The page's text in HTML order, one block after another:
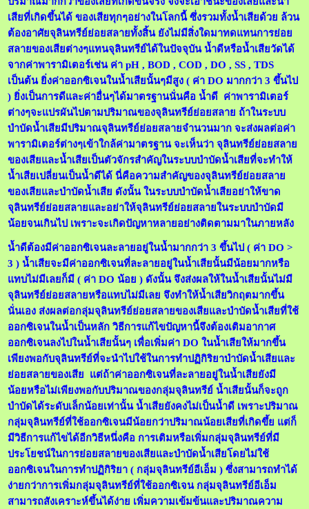
เสียที่เกิดขึ้นได้ ของเสียทุกๆอย่างในโลกนี้ ซึ่งรวมทั้งน้ำเสียด้วย ล้วน
ต้องอาศัยจุลินทรีย์ย่อยสลายทั้งสิ้น ยังไม่มีสิ่งใดมาทดแทนการย่อย
สลายของเสียต่างๆแทนจุลินทรีย์ได้ในปัจจุบัน น้ำดีหรือน้ำเสียวัดได้
จากค่าพารามิเตอร์เช่น ค่า pH , BOD , COD , DO , SS , TDS
เป็นต้น ยิ่งค่าออกซิเจนในน้ำเสียนั้นๆมีสูง ( ค่า DO มากกว่า 3 ขึ้นไป
) ยิ่งเป็นการดีและค่าอื่นๆได้มาตรฐานนั่นคือ น้ำดี ค่าพารามิเตอร์
ต่างๆจะแปรผันไปตามปริมาณของจุลินทรีย์ย่อยสลาย ถ้าในระบบ
บำบัดน้ำเสียมีปริมาณจุลินทรีย์ย่อยสลายจำนวนมาก จะส่งผลต่อค่า
พารามิเตอร์ต่างๆเข้าใกล้ค่ามาตรฐาน จะเห็นว่า จุลินทรีย์ย่อยสลาย
ของเสียและน้ำเสียเป็นตัวจักรสำคัญในระบบบำบัดน้ำเสียที่จะทำให้
น้ำเสียเปลี่ยนเป็นน้ำดีได้ นี่คือความสำคัญของจุลินทรีย์ย่อยสลาย
ของเสียและบำบัดน้ำเสีย ดังนั้น ในระบบบำบัดน้ำเสียอย่าให้ขาด
จุลินทรีย์ย่อยสลายและอย่าให้จุลินทรีย์ย่อยสลายในระบบบำบัดมี
น้อยจนเกินไป เพราะจะเกิดปัญหาหลายอย่างติดตามมาในภายหลัง
น้ำดีต้องมีค่าออกซิเจนละลายอยู่ในน้ำมากกว่า 3 ขึ้นไป ( ค่า DO >
3 ) น้ำเสียจะมีค่าออกซิเจนที่ละลายอยู่ในน้ำเสียนั้นมีน้อยมากหรือ
แทบไม่มีเลยก็มี ( ค่า DO น้อย ) ดังนั้น จึงส่งผลให้ในน้ำเสียนั้นไม่มี
จุลินทรีย์ย่อยสลายหรือแทบไม่มีเลย จึงทำให้น้ำเสียวิกฤตมากขึ้น
นั่นเอง ส่งผลต่อกลุ่มจุลินทรีย์ย่อยสลายของเสียและบำบัดน้ำเสียที่ใช้
ออกซิเจนในน้ำเป็นหลัก วิธีการแก้ไขปัญหานี้จึงต้องเติมอากาศ
ออกซิเจนลงไปในน้ำเสียนั้นๆ เพื่อเพิ่มค่า DO ในน้ำเสียให้มากขึ้น
เพียงพอกับจุลินทรีย์ที่จะนำไปใช้ในการทำปฏิกิริยาบำบัดน้ำเสียและ
ย่อยสลายของเสีย แต่ถ้าค่าออกซิเจนที่ละลายอยู่ในน้ำเสียยังมี
น้อยหรือไม่เพียงพอกับปริมาณของกลุ่มจุลินทรีย์ น้ำเสียนั้นก็จะถูก
บำบัดได้ระดับเล็กน้อยเท่านั้น น้ำเสียยังคงไม่เป็นน้ำดี เพราะปริมาณ
กลุ่มจุลินทรีย์ที่ใช้ออกซิเจนมีน้อยกว่าปริมาณน้อยเสียที่เกิดขึ้ย แต่ก็
มีวิธีการแก้ไขได้อีกวิธีหนึ่งคือ การเติมหรือเพิ่มกลุ่มจุลินทรีย์ที่มี
ประโยชน์ในการย่อยสลายของเสียและบำบัดน้ำเสียโดยไม่ใช้
ออกซิเจนในการทำปฏิกิริยา ( กลุ่มจุลินทรีย์อีเอ็ม ) ซึ่งสามารถทำได้
ง่ายกว่าการเพิ่มกลุ่มจุลินทรีย์ที่ใช้ออกซิเจน กลุ่มจุลินทรีย์อีเอ็ม
สามารถสังเคราะห์ขึ้นได้ง่าย เพิ่มความเข้มข้นและปริมาณความ